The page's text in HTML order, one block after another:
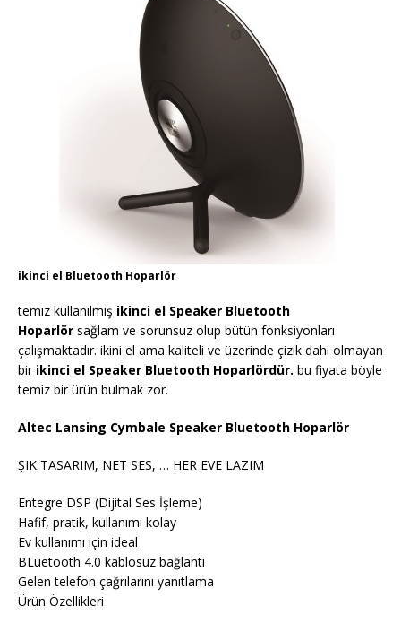
ikinci el Bluetooth Hoparlör
temiz kullanılmış ikinci el Speaker Bluetooth
Hoparlör sağlam ve sorunsuz olup bütün fonksiyonları
çalışmaktadır. ikini el ama kaliteli ve üzerinde çizik dahi olmayan
bir ikinci el Speaker Bluetooth Hoparlördür. bu fiyata böyle
temiz bir ürün bulmak zor.
Altec Lansing Cymbale Speaker Bluetooth Hoparlör
ŞIK TASARIM, NET SES, … HER EVE LAZIM
Entegre DSP (Dijital Ses İşleme)
Hafif, pratik, kullanımı kolay
Ev kullanımı için ideal
BLuetooth 4.0 kablosuz bağlantı
Gelen telefon çağrılarını yanıtlama
Ürün Özellikleri